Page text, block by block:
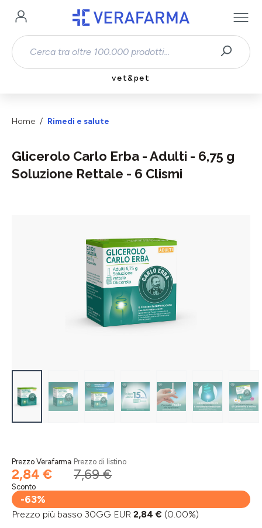
Passa al contenuto principale
vet&pet
Home Rimedi e salute
Glicerolo Carlo Erba - Adulti - 6,75 g
Soluzione Rettale - 6 Clismi
Prezzo Verafarma
2,84 €
Prezzo di listino
7,69 €
Sconto
-63%
Prezzo più basso 30GG EUR 2,84 € (0.00%)